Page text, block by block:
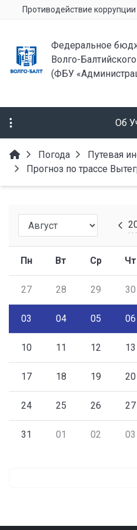
Противодействие коррупции
Федеральное
Волго-
(ФБУ
Об
Погода Путевая
Прогноз по трассе
Пн Вт Ср Чт
27 28 29 30
03 04 05 06
10 11 12 13
17 18 19 20
24 25 26 27
31 01 02 03